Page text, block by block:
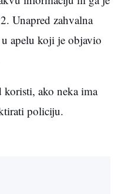
Unapred zahvalna
apelu koji je objavio
ako neka ima
policiju.